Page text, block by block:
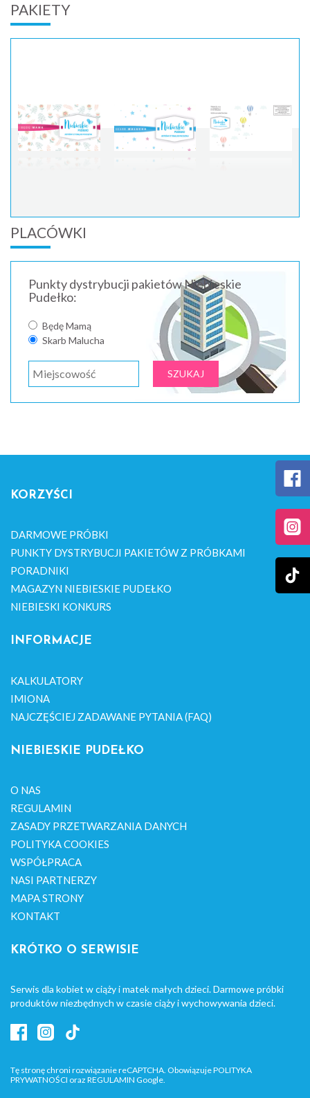
PAKIETY
PLACÓWKI
Punkty dystrybucji pakietów Niebieskie
Pudełko:
Będę Mamą
Skarb Malucha
KORZYŚCI
DARMOWE PRÓBKI
PUNKTY DYSTRYBUCJI PAKIETÓW Z PRÓBKAMI
PORADNIKI
MAGAZYN NIEBIESKIE PUDEŁKO
NIEBIESKI KONKURS
INFORMACJE
KALKULATORY
IMIONA
NAJCZĘŚCIEJ ZADAWANE PYTANIA (FAQ)
NIEBIESKIE PUDEŁKO
O NAS
REGULAMIN
ZASADY PRZETWARZANIA DANYCH
POLITYKA COOKIES
WSPÓŁPRACA
NASI PARTNERZY
MAPA STRONY
KONTAKT
KRÓTKO O SERWISIE
Serwis dla kobiet w ciąży i matek małych dzieci. Darmowe próbki
produktów niezbędnych w czasie ciąży i wychowywania dzieci.
Tę stronę chroni rozwiązanie reCAPTCHA. ObowiązujePOLITYKA
PRYWATNOŚCI oraz REGULAMIN Google.